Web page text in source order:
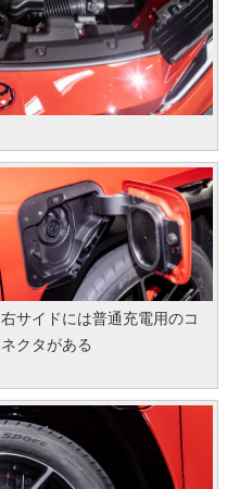
右サイドには普通充電用のコ
ネクタがある